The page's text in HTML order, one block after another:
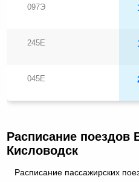
097Э
245Е
045Е
Расписание поездов
Кисловодск
Расписание пассажирских